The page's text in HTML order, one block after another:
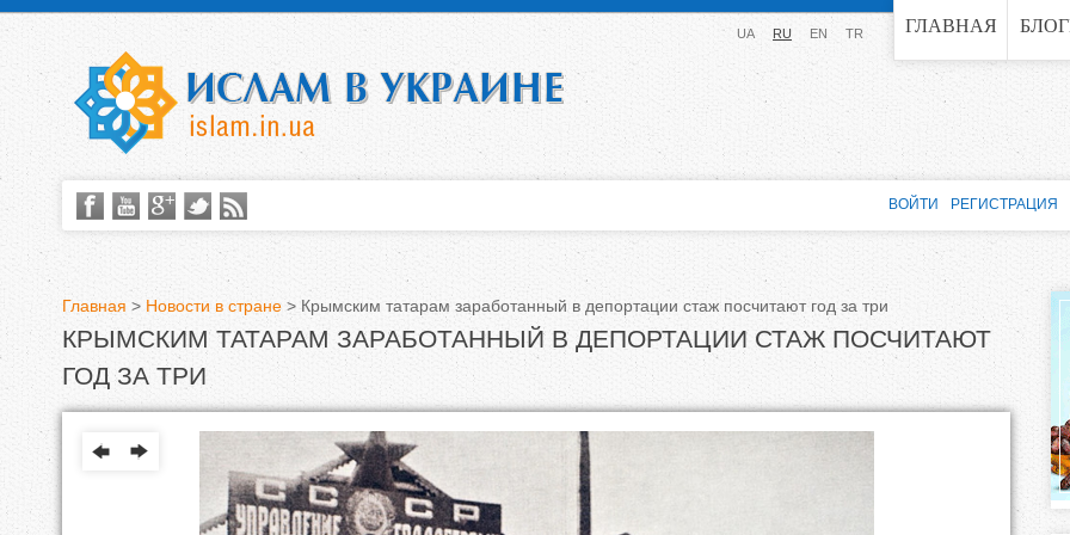
Jump to navigation ГЛАВНАЯ
UA RU EN TR
В
ы
Главная > Новости в стране > Крымским татарам заработанный в депортации стаж посчитают год за три
КРЫМСКИМ ТАТАРАМ ЗАРАБОТАННЫЙ В ДЕПОРТАЦИИ СТАЖ ПОСЧИТАЮТ
ГОД ЗА ТРИ
ВОЙТИ РЕГИСТРАЦИЯ